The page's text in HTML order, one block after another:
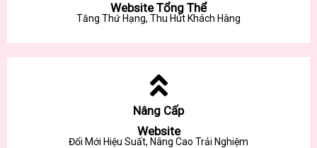
Website Tổng Thể
Tăng Thứ Hạng, Thu Hút Khách Hàng
Nâng Cấp
Website
Đổi Mới Hiệu Suất, Nâng Cao Trải Nghiệm